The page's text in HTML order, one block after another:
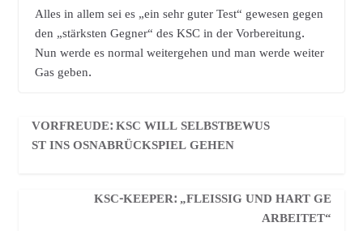
Alles in allem sei es „ein sehr guter Test“ gewesen gegen
den „stärksten Gegner“ des KSC in der Vorbereitung.
Nun werde es normal weitergehen und man werde weiter
Gas geben.
VORFREUDE: KSC WILL SELBSTBEWUS
ST INS OSNABRÜCKSPIEL GEHEN
KSC-KEEPER: „FLEISSIG UND HART GEA
RBEITET“